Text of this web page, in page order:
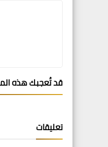
قد تُعجبك هذه
تعليقات